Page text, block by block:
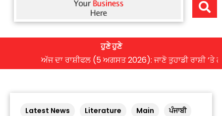
ਹੁਣੇ ਹੁਣੇ
ਅੱਜ ਦਾ ਰਾਸ਼ੀਫਲ (5 ਅਗਸਤ 2026): ਜਾਣੋ ਤੁਹਾਡੀ ਰਾਸ਼ੀ ‘ਤੇ ਗ੍ਰਹਿਆਂ
Latest News Literature Main ਪੰਜਾਬੀ